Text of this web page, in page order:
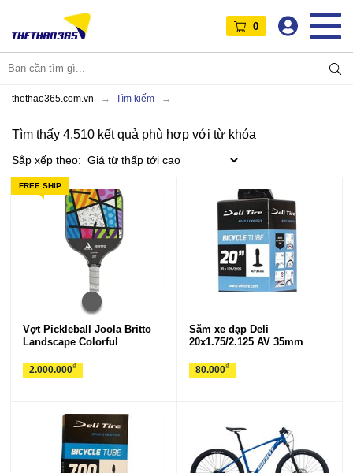
0
thethao365.com.vn Tìm kiếm
Tìm thấy 4.510 kết quả phù hợp với từ khóa
Sắp xếp theo:
FREE SHIP
Vợt Pickleball Joola Britto
Landscape Colorful
2.000.000₫
Săm xe đạp Deli
20x1.75/2.125 AV 35mm
80.000₫